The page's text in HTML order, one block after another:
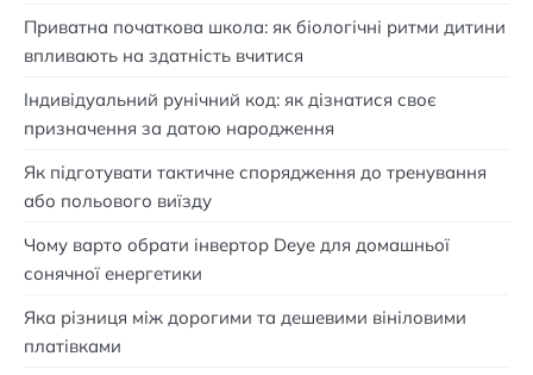
Приватна початкова школа: як біологічні ритми дитини
впливають на здатність вчитися
Індивідуальний рунічний код: як дізнатися своє
призначення за датою народження
Як підготувати тактичне спорядження до тренування
або польового виїзду
Чому варто обрати інвертор Deye для домашньої
сонячної енергетики
Яка різниця між дорогими та дешевими вініловими
платівками